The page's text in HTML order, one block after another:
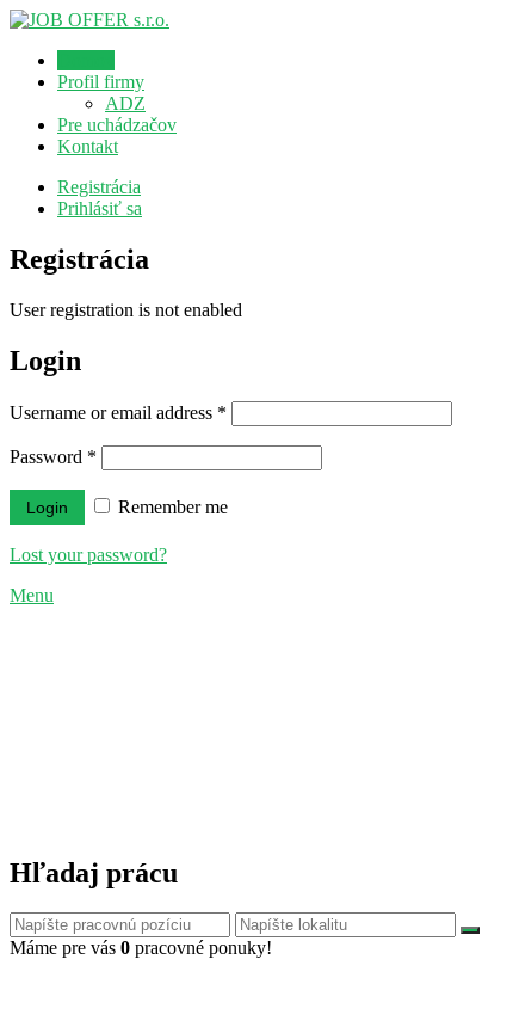
Profil firmy
ADZ
Pre uchádzačov
Kontakt
Registrácia
Prihlásiť sa
Registrácia
User registration is not enabled
Login
Username or email address *
Password *
Remember me
Lost your password?
Menu
Hľadaj prácu
Máme pre vás 0 pracovné ponuky!